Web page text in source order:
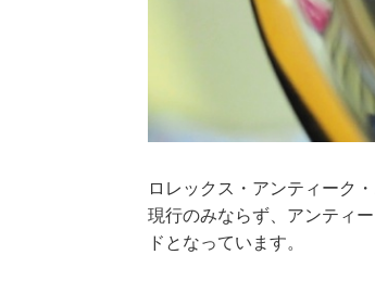
ロレックス・アンティーク
現行のみならず、アンティ
ドとなっています。